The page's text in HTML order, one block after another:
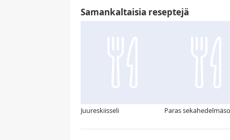
Samankaltaisia reseptejä
Juureskiisseli Paras